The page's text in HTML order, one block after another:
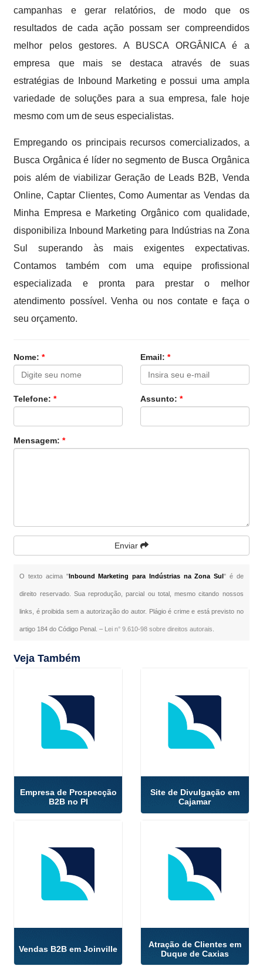
campanhas e gerar relatórios, de modo que os
resultados de cada ação possam ser compreendidos
melhor pelos gestores. A BUSCA ORGÂNICA é a
empresa que mais se destaca através de suas
estratégias de Inbound Marketing e possui uma ampla
variedade de soluções para a sua empresa, fale hoje
mesmo com um de seus especialistas.
Empregando os principais recursos comercializados, a
Busca Orgânica é líder no segmento de Busca Orgânica
pois além de viabilizar Geração de Leads B2B, Venda
Online, Captar Clientes, Como Aumentar as Vendas da
Minha Empresa e Marketing Orgânico com qualidade,
disponibiliza Inbound Marketing para Indústrias na Zona
Sul superando às mais exigentes expectativas.
Contamos também com uma equipe profissional
especializada e pronta para prestar o melhor
atendimento possível. Venha ou nos contate e faça o
seu orçamento.
Nome:* Email: *
Telefone:* Assunto: *
Mensagem:*
Enviar
O texto acima "Inbound Marketing para Indústrias na Zona Sul" é de
direito reservado. Sua reprodução, parcial ou total, mesmo citando nossos
links, é proibida sem a autorização do autor. Plágio é crime e está previsto no
artigo 184 do Código Penal. – Lei n° 9.610-98 sobre direitos autorais
Veja Também
Empresa de Prospecção
B2B no PI
Site de Divulgação em
Cajamar
Vendas B2B em Joinville
Atração de Clientes em
Duque de Caxias